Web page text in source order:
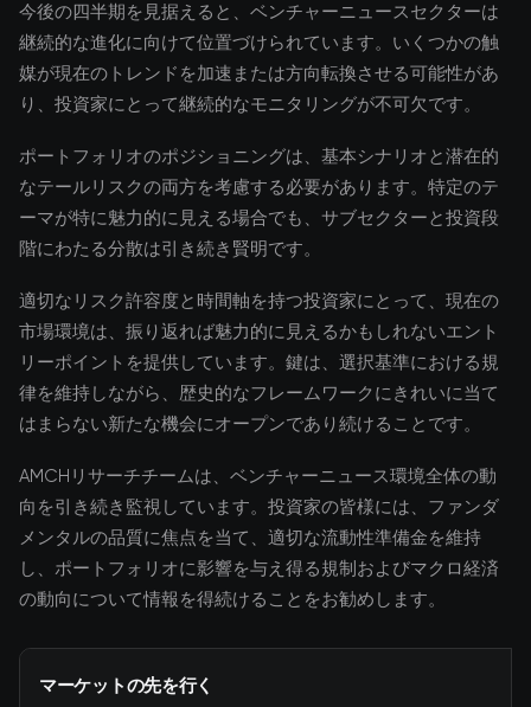
今後の四半期を見据えると、ベンチャーニュースセクターは
継続的な進化に向けて位置づけられています。いくつかの触
媒が現在のトレンドを加速または方向転換させる可能性があ
り、投資家にとって継続的なモニタリングが不可欠です。
ポートフォリオのポジショニングは、基本シナリオと潜在的
なテールリスクの両方を考慮する必要があります。特定のテ
ーマが特に魅力的に見える場合でも、サブセクターと投資段
階にわたる分散は引き続き賢明です。
適切なリスク許容度と時間軸を持つ投資家にとって、現在の
市場環境は、振り返れば魅力的に見えるかもしれないエント
リーポイントを提供しています。鍵は、選択基準における規
律を維持しながら、歴史的なフレームワークにきれいに当て
はまらない新たな機会にオープンであり続けることです。
AMCHリサーチチームは、ベンチャーニュース環境全体の動
向を引き続き監視しています。投資家の皆様には、ファンダ
メンタルの品質に焦点を当て、適切な流動性準備金を維持
し、ポートフォリオに影響を与え得る規制およびマクロ経済
の動向について情報を得続けることをお勧めします。
マーケットの先を行く